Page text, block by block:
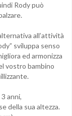
Rody può
all’attività
sviluppa senso
ed armonizza
vostro bambino
anni,
della sua altezza.